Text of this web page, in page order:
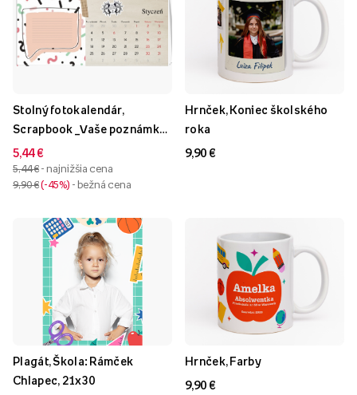
Stolný fotokalendár,
Scrapbook _Vaše poznámky,
22x10 cm
5,44 €
5,44 € - najnižšia cena
9,90 € -45% - bežná cena
Hrnček, Koniec školského
roka
9,90 €
Plagát, Škola: Rámček
Chlapec, 21x30
Hrnček, Farby
9,90 €